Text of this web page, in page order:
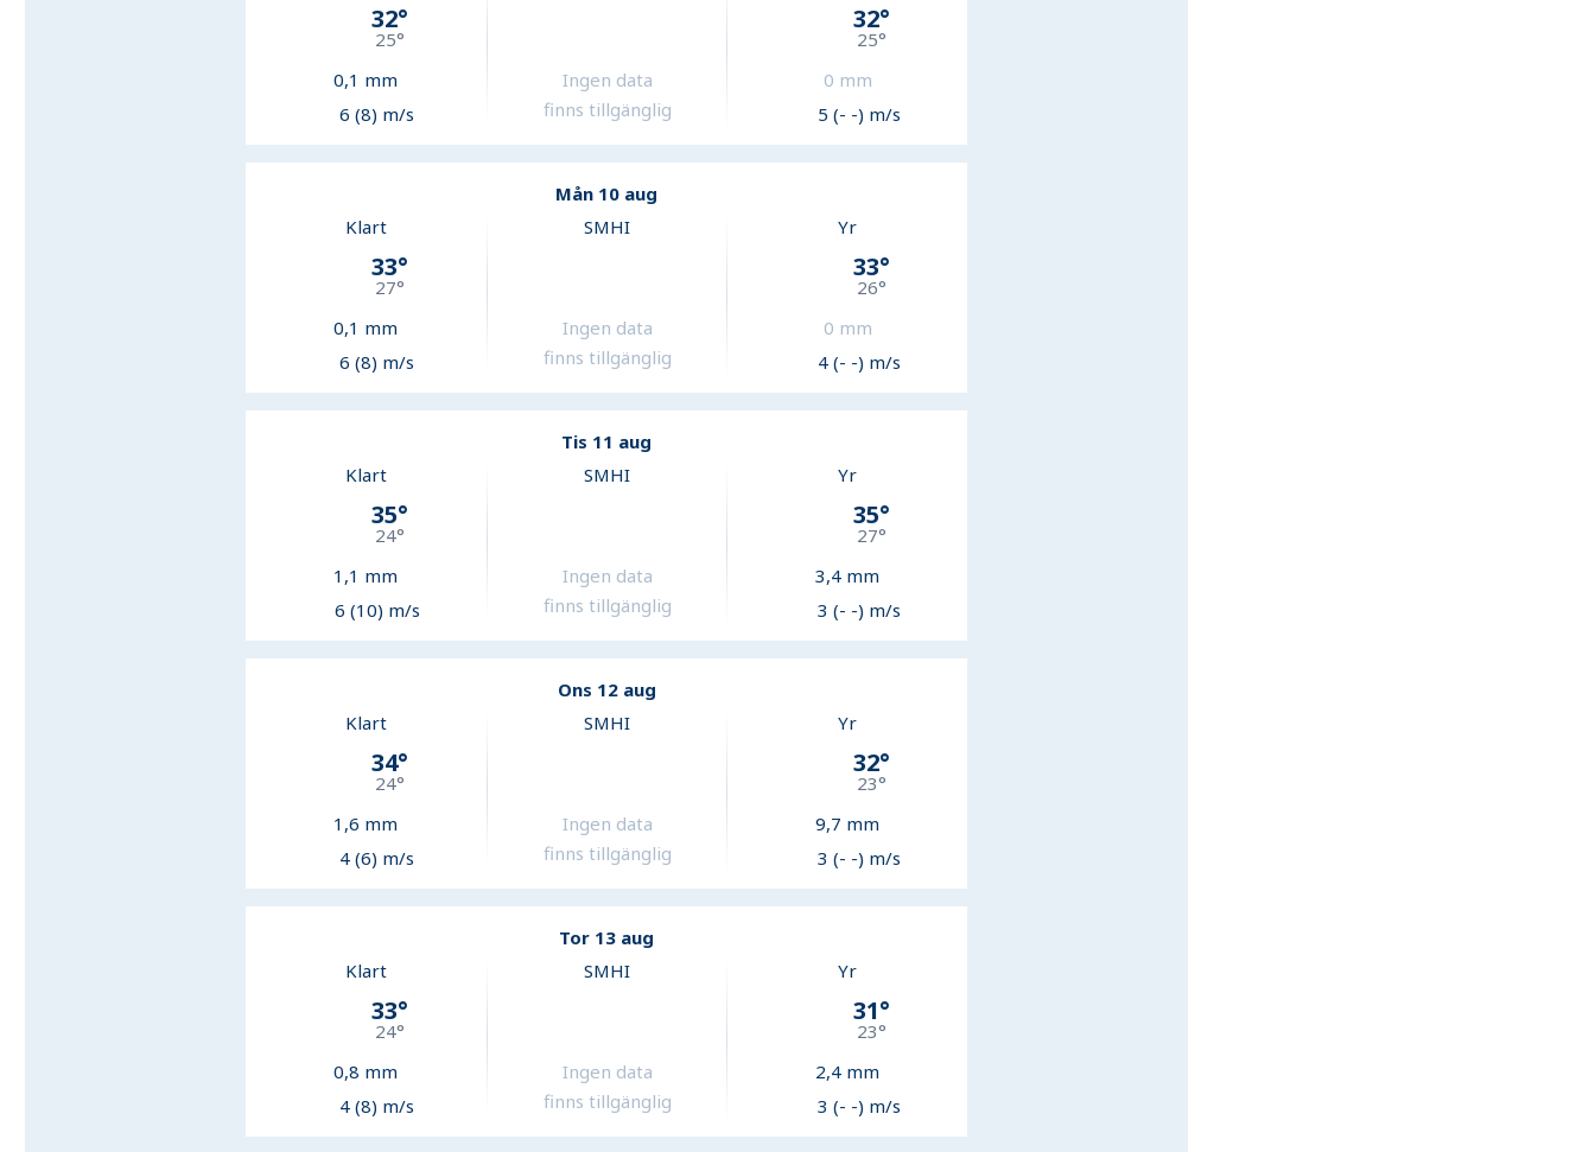
32°
25°
0,1 mm
6 (8) m/s
Ingen data
finns tillgänglig
32°
25°
0 mm
5 (- -) m/s
Mån 10 aug
Klart
33°
27°
0,1 mm
6 (8) m/s
SMHI
Ingen data
finns tillgänglig
Yr
33°
26°
0 mm
4 (- -) m/s
Tis 11 aug
Klart
35°
24°
1,1 mm
6 (10) m/s
SMHI
Ingen data
finns tillgänglig
Yr
35°
27°
3,4 mm
3 (- -) m/s
Ons 12 aug
Klart
34°
24°
1,6 mm
4 (6) m/s
SMHI
Ingen data
finns tillgänglig
Yr
32°
23°
9,7 mm
3 (- -) m/s
Tor 13 aug
Klart
33°
24°
0,8 mm
4 (8) m/s
SMHI
Ingen data
finns tillgänglig
Yr
31°
23°
2,4 mm
3 (- -) m/s